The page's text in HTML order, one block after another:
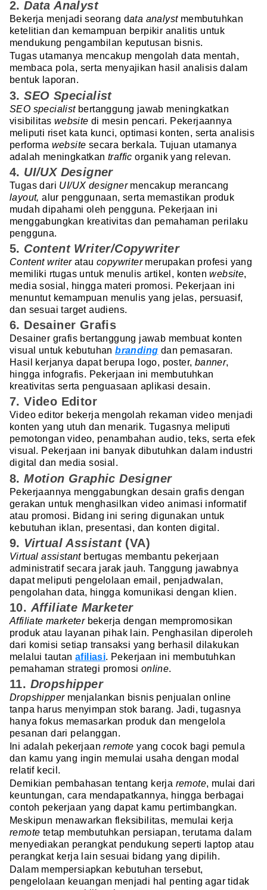
2.Data Analyst
Bekerja menjadi seorang data analystmembutuhkan
ketelitian dan kemampuan berpikir analitis untuk
mendukung pengambilan keputusan bisnis.
Tugas utamanya mencakup mengolah data mentah,
membaca pola, serta menyajikan hasil analisis dalam
bentuk laporan.
3.SEO Specialist
SEO specialistbertanggung jawab meningkatkan
visibilitas website di mesin pencari. Pekerjaannya
meliputi riset kata kunci, optimasi konten, serta analisis
performa website secara berkala. Tujuan utamanya
adalah meningkatkan traffic organik yang relevan.
4. UI/UX Designer
Tugas dari UI/UX designermencakup merancang
layout, alur penggunaan, serta memastikan produk
mudah dipahami oleh pengguna. Pekerjaan ini
menggabungkan kreativitas dan pemahaman perilaku
pengguna.
5. Content Writer/Copywriter
Content writerataucopywritermerupakan profesi yang
memiliki rtugas untuk menulis artikel, kontenwebsite,
media sosial, hingga materi promosi. Pekerjaan ini
menuntut kemampuan menulis yang jelas, persuasif,
dan sesuai target audiens.
6. Desainer Grafis
Desainer grafis bertanggung jawab membuat konten
visual untuk kebutuhanbranding dan pemasaran.
Hasil kerjanya dapat berupa logo, poster, banner,
hingga infografis. Pekerjaan ini membutuhkan
kreativitas serta penguasaan aplikasi desain.
7. Video Editor
Video editor bekerja mengolah rekaman video menjadi
konten yang utuh dan menarik. Tugasnya meliputi
pemotongan video, penambahan audio, teks, serta efek
visual. Pekerjaan ini banyak dibutuhkan dalam industri
digital dan media sosial.
8.Motion Graphic Designer
Pekerjaannya menggabungkan desain grafis dengan
gerakan untuk menghasilkan video animasi informatif
atau promosi. Bidang ini sering digunakan untuk
kebutuhan iklan, presentasi, dan konten digital.
9. Virtual Assistant (VA)
Virtual assistantbertugas membantu pekerjaan
administratif secara jarak jauh. Tanggung jawabnya
dapat meliputi pengelolaan email, penjadwalan,
pengolahan data, hingga komunikasi dengan klien.
10. Affiliate Marketer
Affiliate marketerbekerja dengan mempromosikan
produk atau layanan pihak lain. Penghasilan diperoleh
dari komisi setiap transaksi yang berhasil dilakukan
melalui tautanafiliasi. Pekerjaan ini membutuhkan
pemahaman strategi promosi online.
11. Dropshipper
Dropshippermenjalankan bisnis penjualan online
tanpa harus menyimpan stok barang. Jadi, tugasnya
hanya fokus memasarkan produk dan mengelola
pesanan dari pelanggan.
Ini adalah pekerjaanremoteyang cocok bagi pemula
dan kamu yang ingin memulai usaha dengan modal
relatif kecil.
Demikian pembahasan tentang kerja remote, mulai dari
keuntungan, cara mendapatkannya, hingga berbagai
contoh pekerjaan yang dapat kamu pertimbangkan.
Meskipun menawarkan fleksibilitas, memulai kerja
remote tetap membutuhkan persiapan, terutama dalam
menyediakan perangkat pendukung seperti laptop atau
perangkat kerja lain sesuai bidang yang dipilih.
Dalam mempersiapkan kebutuhan tersebut,
pengelolaan keuangan menjadi hal penting agar tidak